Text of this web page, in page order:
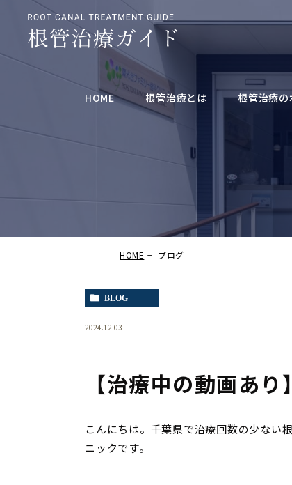
HOME 根管治療とは 根管治療の
HOME ブログ
BLOG
2024.12.03
【治療中の動画あ
こんにちは。千葉県で治療回数の少ない
ニックです。